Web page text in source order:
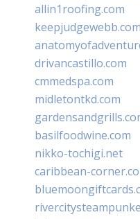
allin1roofing.com
keepjudgewebb.com
drivancastillo.com
cmmedspa.com
midletontkd.com
basilfoodwine.com
nikko-tochigi.net
caribbean-